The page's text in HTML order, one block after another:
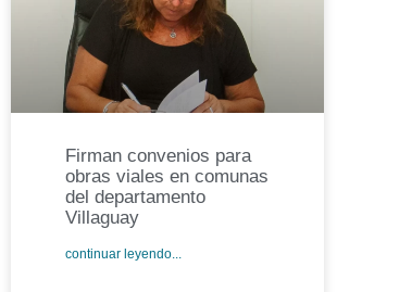
Firman convenios para
obras viales en comunas
del departamento
Villaguay
continuar leyendo...